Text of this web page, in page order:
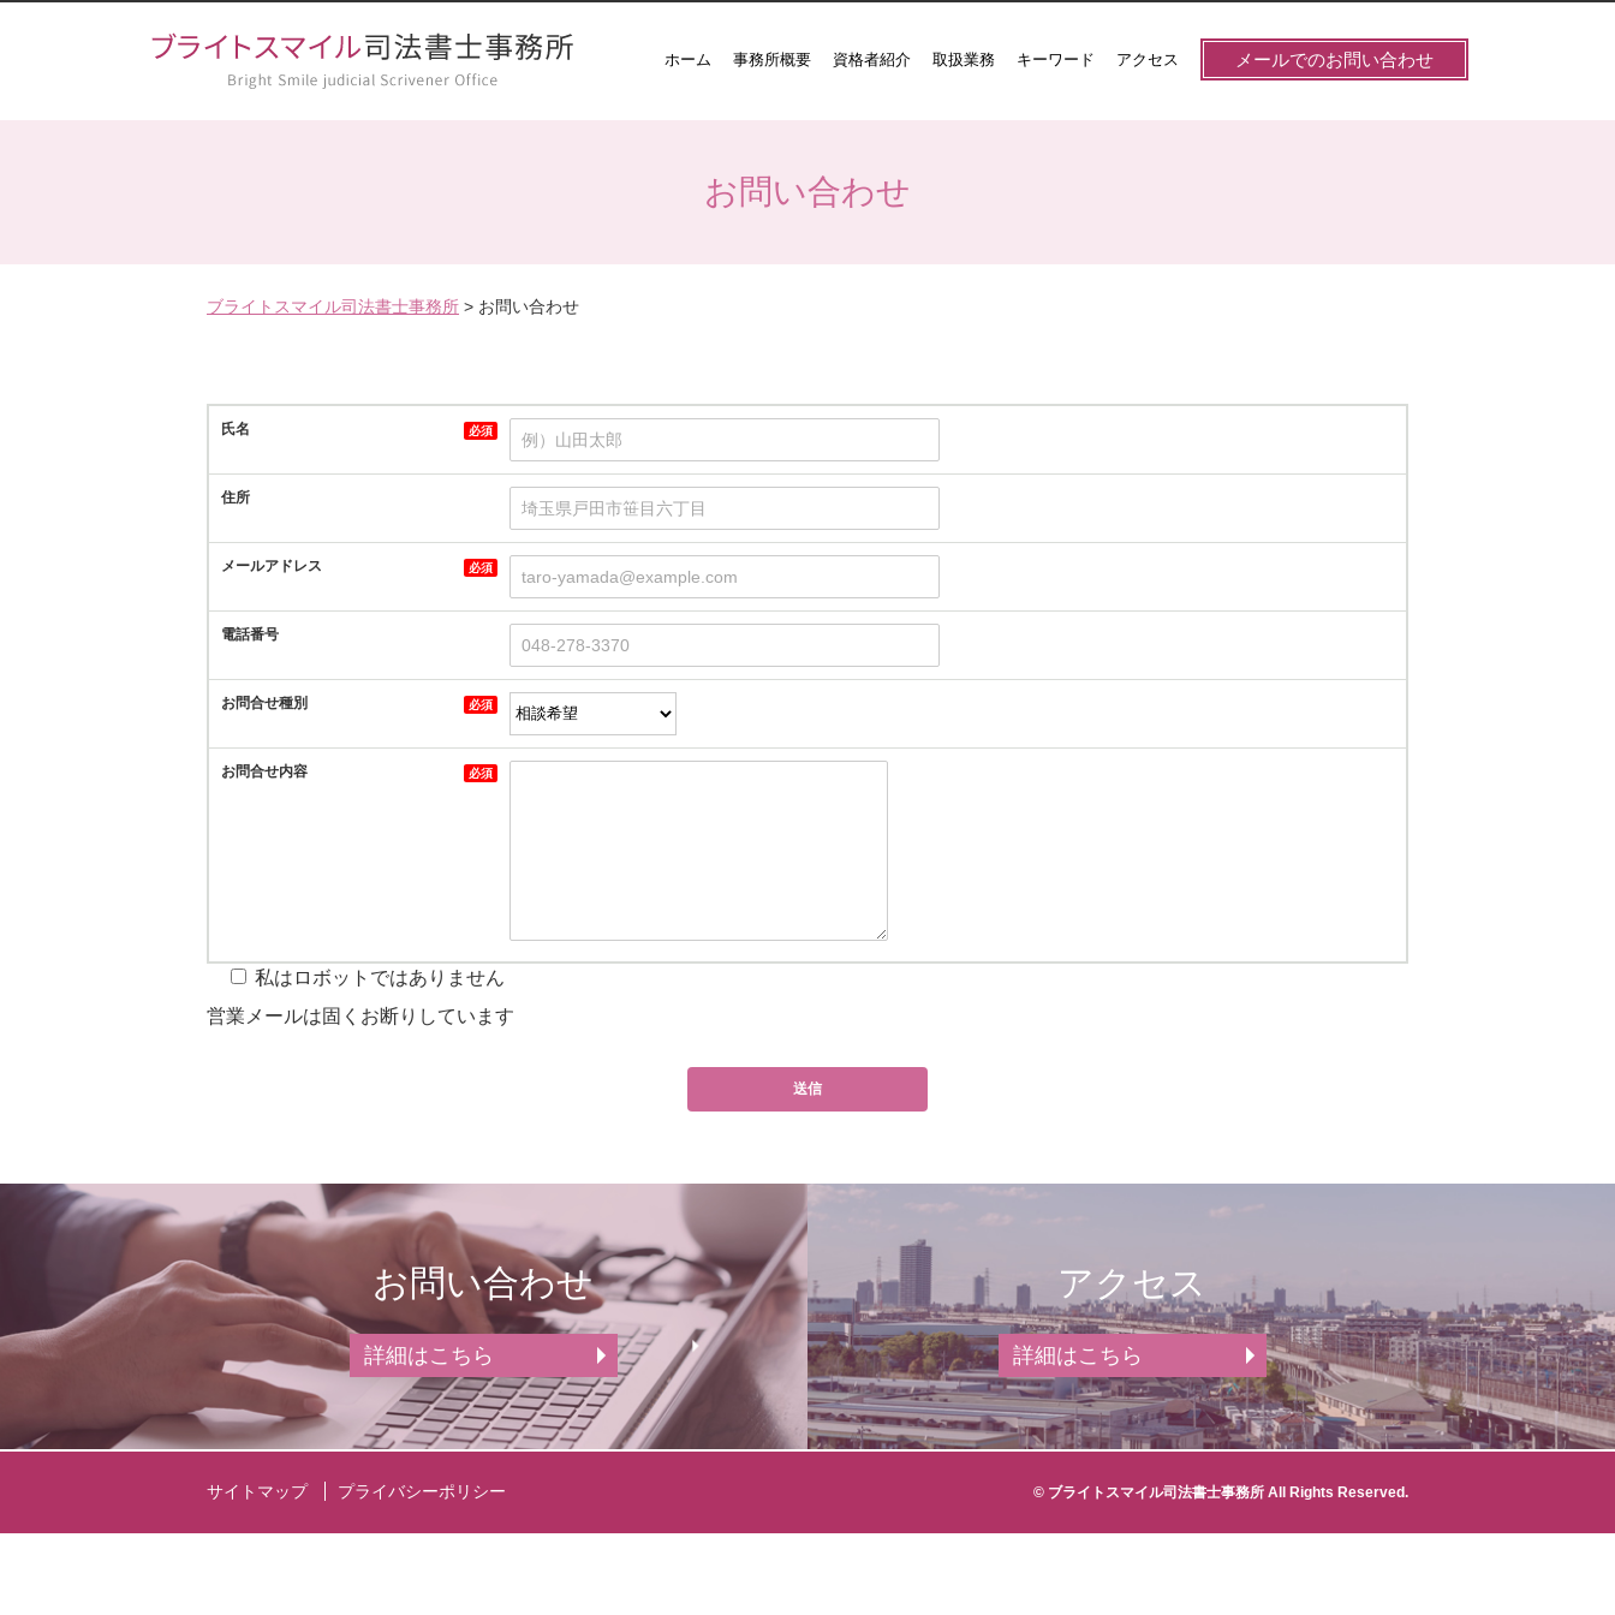
ホーム 事務所概要 資格者紹介 取扱業務 キーワード アクセス メールでのお問い合わせ
お問い合わせ
ブライトスマイル司法書士事務所 > お問い合わせ
氏名 必須
住所
メールアドレス 必須
電話番号
お問合せ種別 必須
お問合せ内容 必須
私はロボットではありません
営業メールは固くお断りしています
お問い合わせ
詳細はこちら
アクセス
詳細はこちら
サイトマップ プライバシーポリシー © ブライトスマイル司法書士事務所 All Rights Reserved.